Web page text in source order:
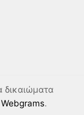
Webgrams.